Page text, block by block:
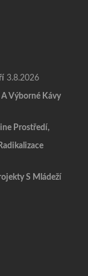
3.8.2026
A Výborné Kávy
Prostředí,
S Mládeží